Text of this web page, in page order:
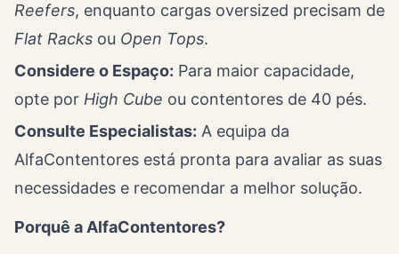
Reefers, enquanto cargas oversized precisam de
Flat Racks ou Open Tops.
Considere o Espaço: Para maior capacidade,
opte por High Cube ou contentores de 40 pés.
Consulte Especialistas: A equipa da
AlfaContentores está pronta para avaliar as suas
necessidades e recomendar a melhor solução.
Porquê a AlfaContentores?